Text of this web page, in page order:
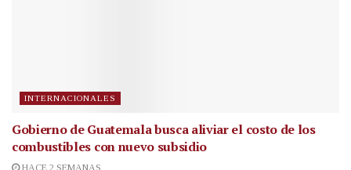
INTERNACIONALES
Gobierno de Guatemala busca aliviar el costo de los
combustibles con nuevo subsidio
HACE 2 SEMANAS